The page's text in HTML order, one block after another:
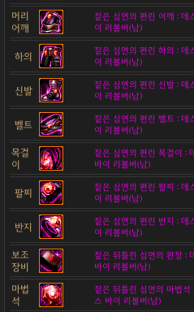
머리
어깨
짙은 심연의 편린 어깨 : 데
이 리볼버(남)
하의
짙은 심연의 편린 하의 : 데
이 리볼버(남)
신발
짙은 심연의 편린 신발 : 데
이 리볼버(남)
벨트
짙은 심연의 편린 벨트 : 데
이 리볼버(남)
목걸
이
짙은 심연의 편린 목걸이 :
바이 리볼버(남)
팔찌
짙은 심연의 편린 팔찌 : 데
이 리볼버(남)
반지
짙은 심연의 편린 반지 : 데
이 리볼버(남)
보조
장비
짙은 뒤틀린 심연의 완장 :
바이 리볼버(남)
마법
석
짙은 뒤틀린 심연의 마법석
스 바이 리볼버(남)